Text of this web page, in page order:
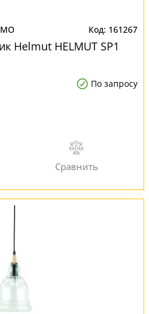
161267
Helmut HELMUT SP1
По запросу